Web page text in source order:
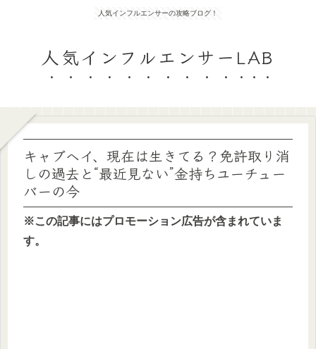
人気インフルエンサーの攻略ブログ！
人気インフルエンサーLAB
キャブヘイ、現在は生きてる？免許取り消
しの過去と“最近見ない”金持ちユーチュー
バーの今
※この記事にはプロモーション広告が含まれていま
す。